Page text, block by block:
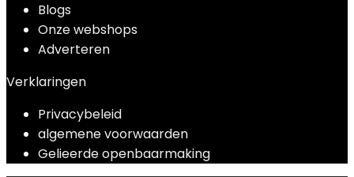
Blogs
Onze webshops
Adverteren
Verklaringen
Privacybeleid
algemene voorwaarden
Gelieerde openbaarmaking